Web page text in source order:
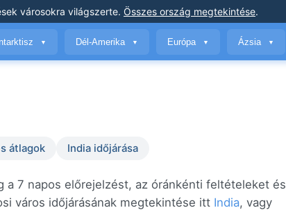
városokra világszerte. Összes ország megtekintése.
▼ Dél-Amerika ▼ Európa ▼ Ázsia ▼
átlagok India időjárása
a 7 napos előrejelzést, az óránkénti feltételeket és
város időjárásának megtekintése itt India, vagy